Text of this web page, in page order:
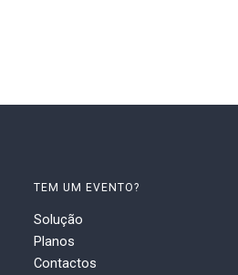
TEM UM EVENTO?
Solução
Planos
Contactos